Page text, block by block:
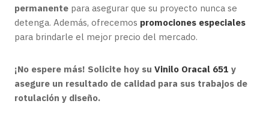
permanente para asegurar que su proyecto nunca se
detenga. Además, ofrecemos promociones especiales
para brindarle el mejor precio del mercado.
¡No espere más! Solicite hoy su Vinilo Oracal 651 y
asegure un resultado de calidad para sus trabajos de
rotulación y diseño.